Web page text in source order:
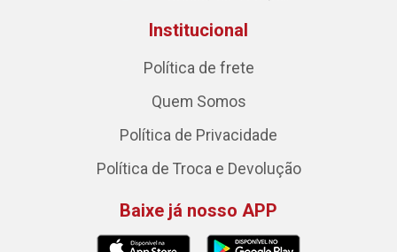
Institucional
Política de frete
Quem Somos
Política de Privacidade
Política de Troca e Devolução
Baixe já nosso APP